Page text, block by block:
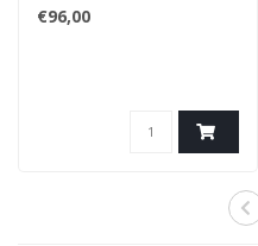
€96,00